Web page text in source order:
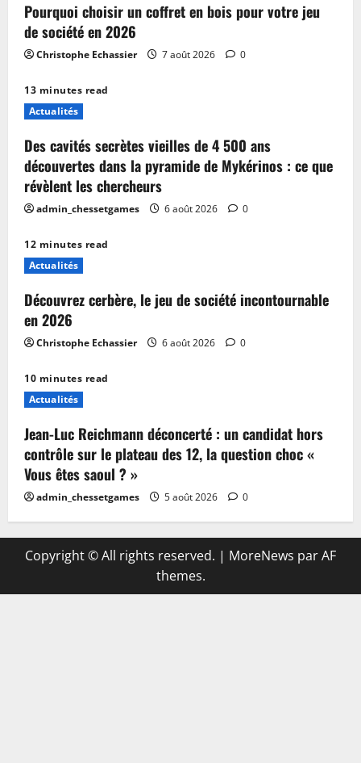
Pourquoi choisir un coffret en bois pour votre jeu
de société en 2026
Christophe Echassier 7 août 2026 0
13 minutes read
Actualités
Des cavités secrètes vieilles de 4 500 ans
découvertes dans la pyramide de Mykérinos : ce que
révèlent les chercheurs
admin_chessetgames 6 août 2026 0
12 minutes read
Actualités
Découvrez cerbère, le jeu de société incontournable
en 2026
Christophe Echassier 6 août 2026 0
10 minutes read
Actualités
Jean-Luc Reichmann déconcerté : un candidat hors
contrôle sur le plateau des 12, la question choc «
Vous êtes saoul ? »
admin_chessetgames 5 août 2026 0
Copyright © All rights reserved. | MoreNews par AF
themes.